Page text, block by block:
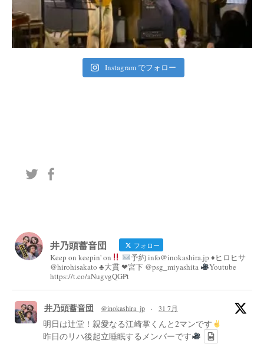
Instagram でフォロー
井乃頭蓄音団 フォロー
Keep on keepin' on
予約 info@inokashira.jp ♦︎ヒロヒサ
@hirohisakato ♣︎大貫 ❤︎宮下 @psg_miyashita
Youtube
https://t.co/aNugvgQGPt
井乃頭蓄音団 @inokashira_jp · 31 7月
明日は辻堂！親愛なる江崎掌くんと2マンです
昨日のリハ後起立睡眠するメンバーです